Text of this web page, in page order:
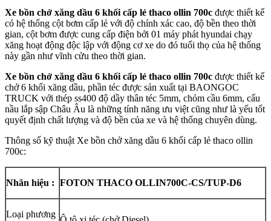
Xe bồn chở xăng dầu 6 khối cấp lẻ thaco ollin 700c được thiết kế
có hệ thống cột bơm cấp lẻ với độ chính xác cao, độ bền theo thời
gian, cột bơm được cung cấp điện bởi 01 máy phát hyundai chạy
xăng hoạt động độc lập với động cơ xe do đó tuổi thọ của hệ thống
này gần như vĩnh cửu theo thời gian.
Xe bồn chở xăng dầu 6 khối cấp lẻ thaco ollin 700c được thiết kế
chở 6 khối xăng dầu, phần téc được sản xuất tại BAONGOC
TRUCK với thép ss400 độ dầy thân téc 5mm, chỏm cầu 6mm, cẩu
nầu lắp sập Châu Âu là những tính năng ưu việt cũng như là yếu tốt
quyết định chất lượng và độ bền của xe và hệ thống chuyên dùng.
Thông số kỹ thuật Xe bồn chở xăng dầu 6 khối cấp lẻ thaco ollin
700c:
Nhãn hiệu : FOTON THACO OLLIN700C-CS/TUP-D6
Loại phương